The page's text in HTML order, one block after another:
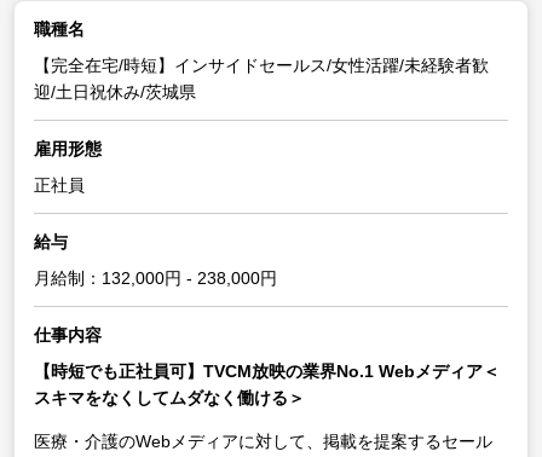
職種名
【完全在宅/時短】インサイドセールス/女性活躍/未経験者歓
迎/土日祝休み/茨城県
雇用形態
正社員
給与
月給制：132,000円 - 238,000円
仕事内容
【時短でも正社員可】TVCM放映の業界No.1 Webメディア＜
スキマをなくしてムダなく働ける＞
医療・介護のWebメディアに対して、掲載を提案するセール